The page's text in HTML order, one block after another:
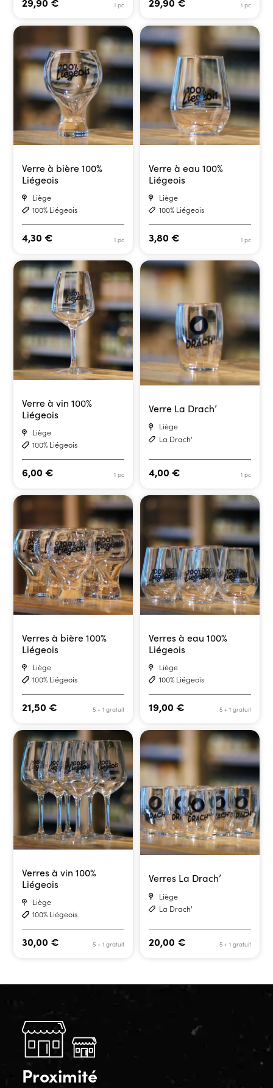
1 pc 1 pc
Verre à bière 100%
Liégeois
Liège
100% Liégeois
1 pc
4,30€
Verre à eau 100%
Liégeois
Liège
100% Liégeois
1 pc
3,80 €
Verre à vin 100%
Liégeois
Liège
100% Liégeois
1 pc
6,00€
Verre La Drach’
Liège
La Drach'
1 pc
4,00 €
Verres à bière 100%
Liégeois
Liège
100% Liégeois
5 + 1 gratuit
21,50€
Verres à eau 100%
Liégeois
Liège
100% Liégeois
5 + 1 gratuit
19,00 €
Verres à vin 100%
Liégeois
Liège
100% Liégeois
5 + 1 gratuit
30,00€
Verres La Drach’
Liège
La Drach'
5 + 1 gratuit
20,00 €
Proximité